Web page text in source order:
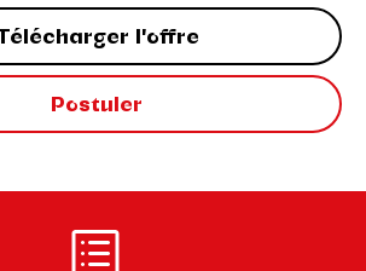
l'offre
Postuler